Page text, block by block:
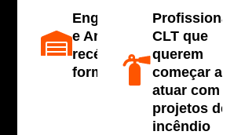
Engenheiros
e Arquitetos
recém-
formados
Profissionais
CLT que
querem
começar a
atuar com
projetos de
incêndio